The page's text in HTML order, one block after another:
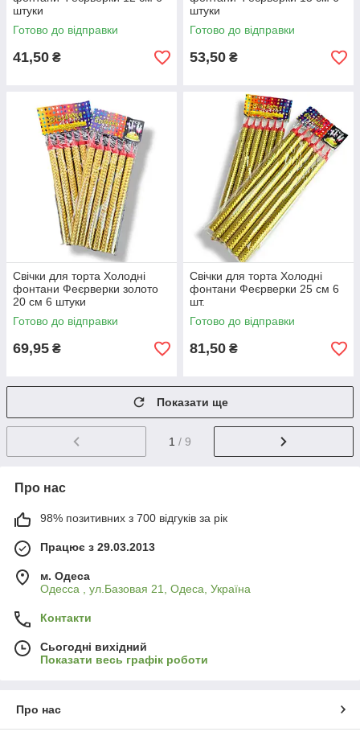
штуки
Готово до відправки
41,50 ₴
штуки
Готово до відправки
53,50 ₴
Свічки для торта Холодні
фонтани Феєрверки золото
20 см 6 штуки
Готово до відправки
69,95 ₴
Свічки для торта Холодні
фонтани Феєрверки 25 см 6
шт.
Готово до відправки
81,50 ₴
Показати ще
1 / 9
Про нас
98% позитивних з 700 відгуків за рік
Працює з 29.03.2013
м. Одеса
Одесса , ул.Базовая 21, Одеса, Україна
Контакти
Сьогодні вихідний
Показати весь графік роботи
Про нас